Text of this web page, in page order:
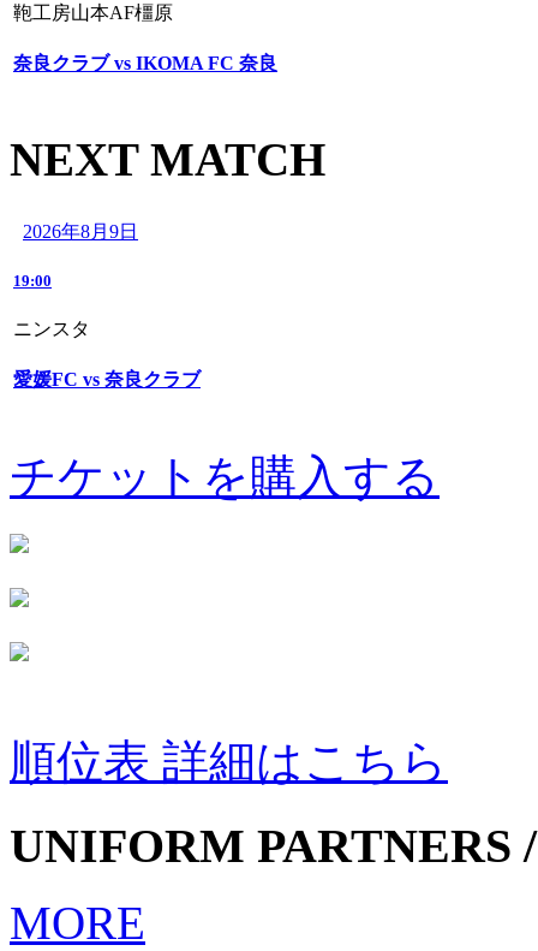
鞄工房山本AF橿原
奈良クラブ vs IKOMA FC 奈良
NEXT MATCH
2026年8月9日
19:00
ニンスタ
愛媛FC vs 奈良クラブ
チケットを購入する
順位表 詳細はこちら
UNIFORM PARTNERS
MORE